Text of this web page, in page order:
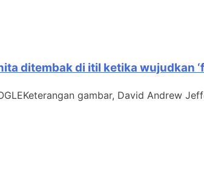
ditembak di itil ketika wujudkan
gambar, David Andrew